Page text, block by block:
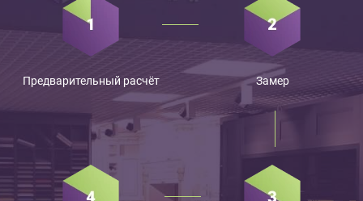
Предварительный расчёт Замер